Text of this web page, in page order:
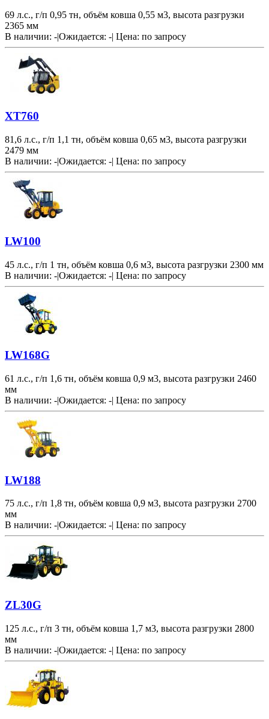
69 л.с., г/п 0,95 тн, объём ковша 0,55 м3, высота разгрузки
2365 мм
В наличии: -|Ожидается: -| Цена: по запросу
XT760
81,6 л.с., г/п 1,1 тн, объём ковша 0,65 м3, высота разгрузки
2479 мм
В наличии: -|Ожидается: -| Цена: по запросу
LW100
45 л.с., г/п 1 тн, объём ковша 0,6 м3, высота разгрузки 2300 мм
В наличии: -|Ожидается: -| Цена: по запросу
LW168G
61 л.с., г/п 1,6 тн, объём ковша 0,9 м3, высота разгрузки 2460
мм
В наличии: -|Ожидается: -| Цена: по запросу
LW188
75 л.с., г/п 1,8 тн, объём ковша 0,9 м3, высота разгрузки 2700
мм
В наличии: -Ожидается: - Цена: по запросу
ZL30G
125 л.с., г/п 3 тн, объём ковша 1,7 м3, высота разгрузки 2800
мм
В наличии: -|Ожидается: -| Цена: по запросу